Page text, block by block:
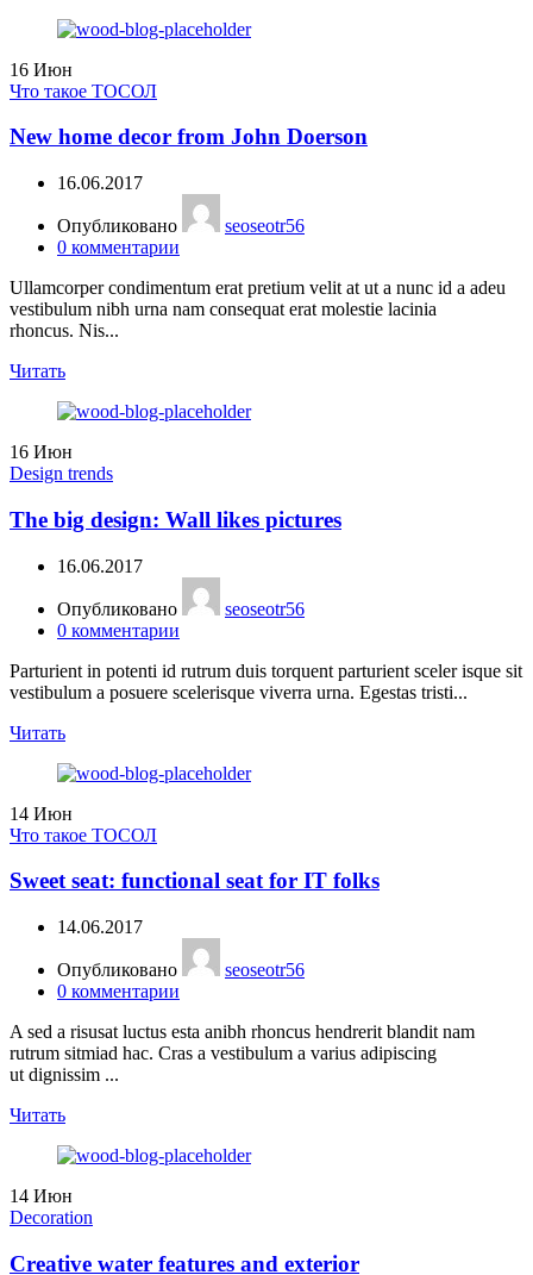
16 Июн
Что такое ТОСОЛ
New home decor from John Doerson
16.06.2017
Опубликовано
seoseotr56
0 комментарии
Ullamcorper condimentum erat pretium velit at ut a nunc id a adeu
vestibulum nibh urna nam consequat erat molestie lacinia
rhoncus. Nis...
Читать
16 Июн
Design trends
The big design: Wall likes pictures
16.06.2017
Опубликовано
seoseotr56
0 комментарии
Parturient in potenti id rutrum duis torquent parturient sceler isque sit
vestibulum a posuere scelerisque viverra urna. Egestas tristi...
Читать
14 Июн
Что такое ТОСОЛ
Sweet seat: functional seat for IT folks
14.06.2017
Опубликовано
seoseotr56
0 комментарии
A sed a risusat luctus esta anibh rhoncus hendrerit blandit nam
rutrum sitmiad hac. Cras a vestibulum a varius adipiscing
ut dignissim ...
Читать
14 Июн
Decoration
Creative water features and exterior